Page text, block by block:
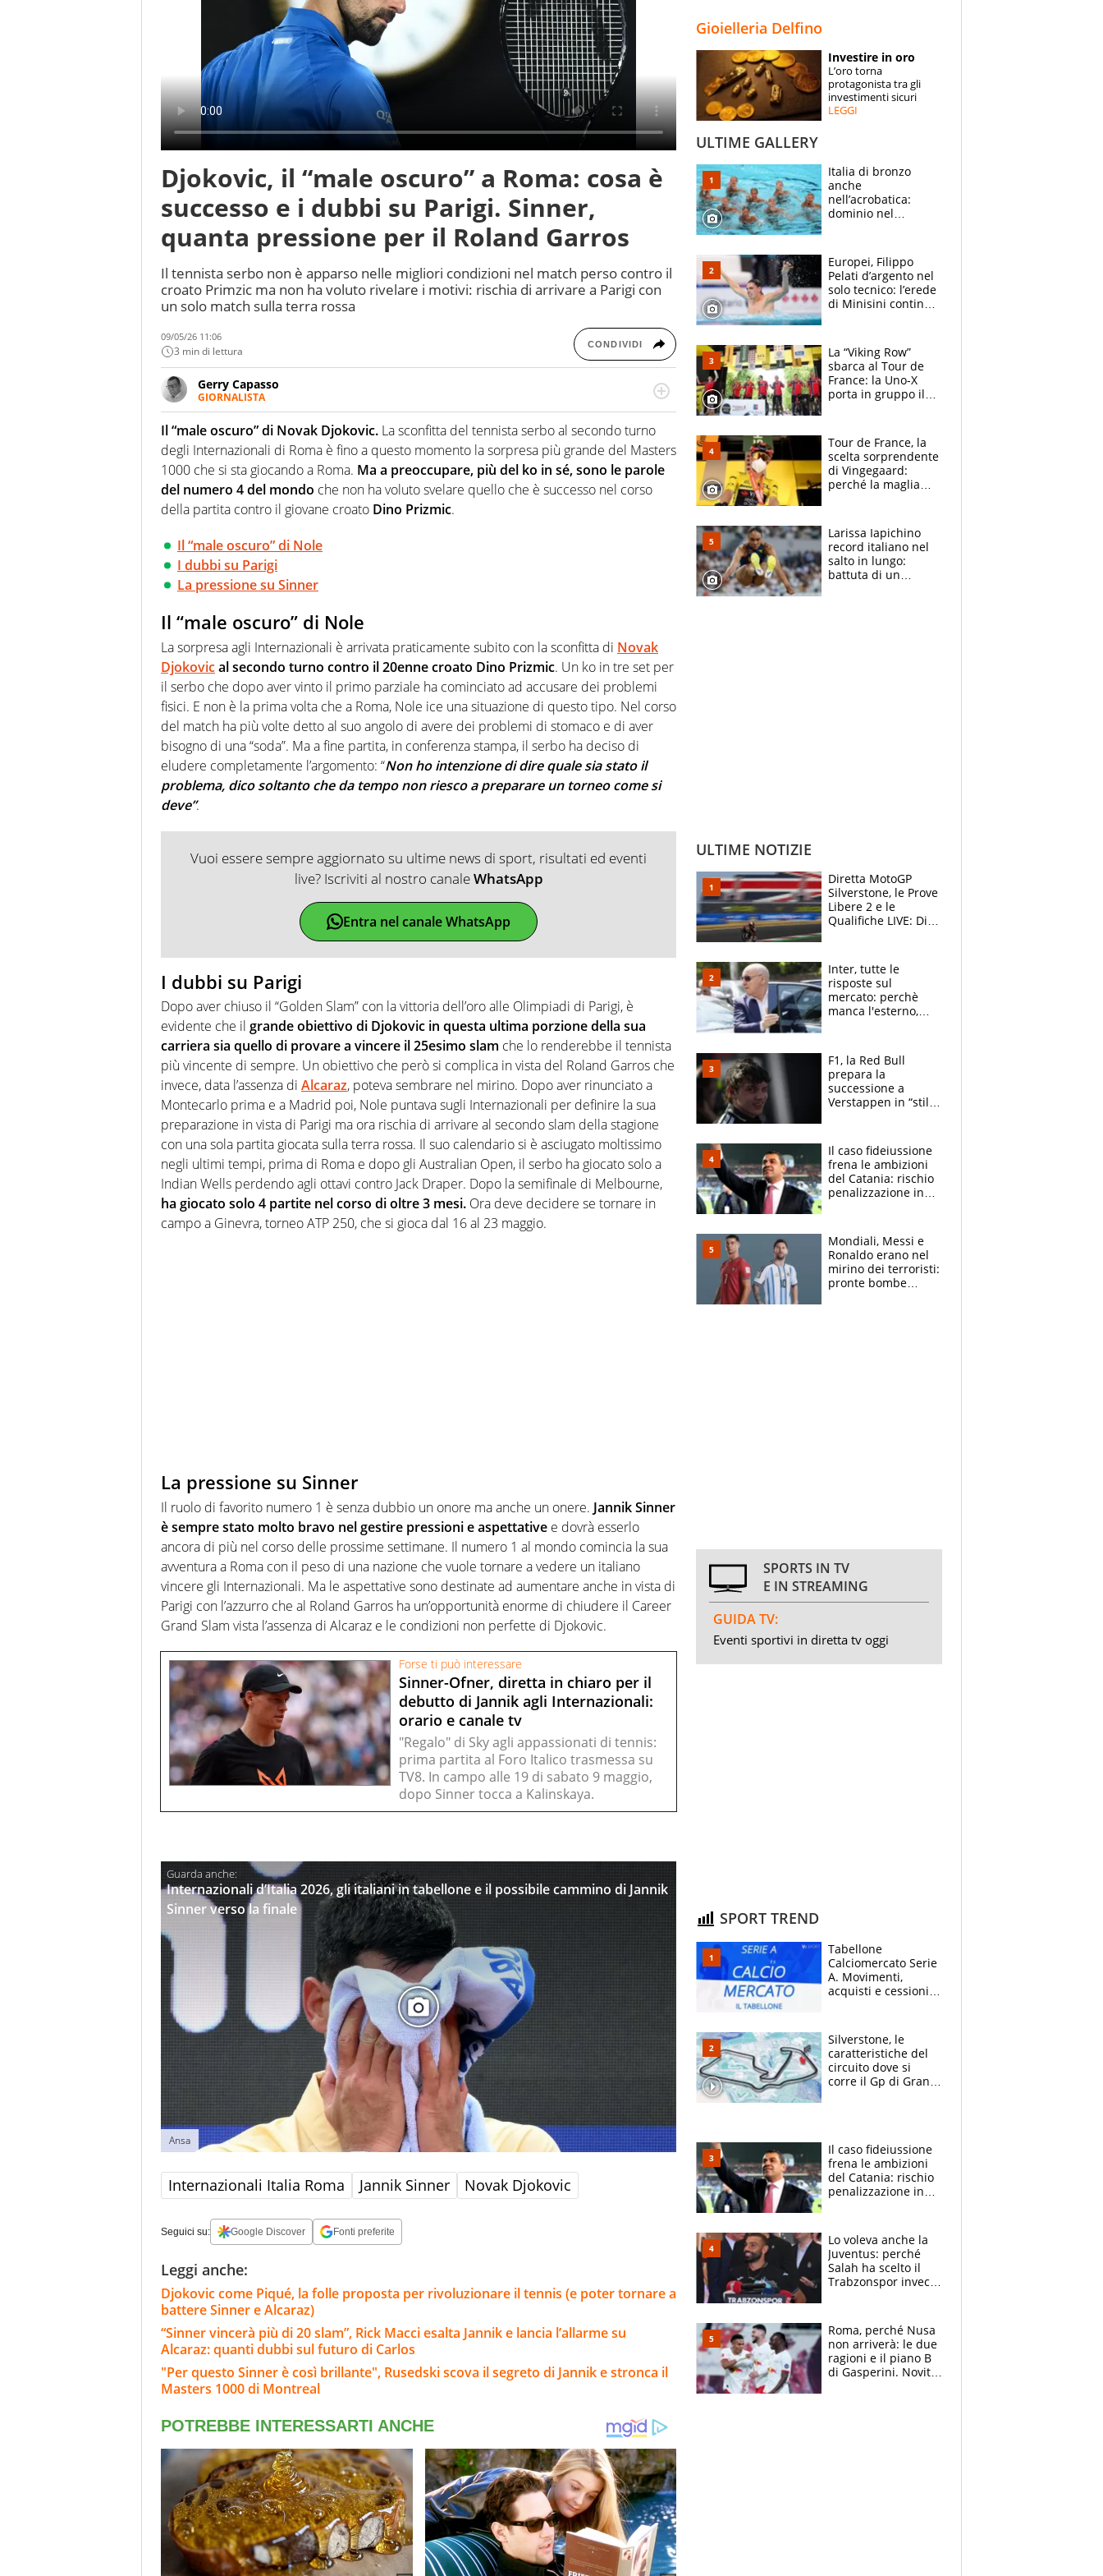
ESPERTI
CONTATTI
Djokovic, il “male oscuro” a Roma: cosa è
successo e i dubbi su Parigi. Sinner,
quanta pressione per il Roland Garros
Il tennista serbo non è apparso nelle migliori condizioni nel match perso contro il
croato Primzic ma non ha voluto rivelare i motivi: rischia di arrivare a Parigi con
un solo match sulla terra rossa
09/05/26 11:06
3 min di lettura CONDIVIDI
Gerry Capasso
GIORNALISTA
Per lui gli sport americani non hanno segreti: basket, football, baseball e la capacità
innata di trovare la notizia dove altri non vedono granché
Il “male oscuro” di Novak Djokovic. La sconfitta del tennista serbo al secondo turno
degli Internazionali di Roma è fino a questo momento la sorpresa più grande del Masters
1000 che si sta giocando a Roma. Ma a preoccupare, più del ko in sé, sono le parole
del numero 4 del mondo che non ha voluto svelare quello che è successo nel corso
della partita contro il giovane croato Dino Prizmic.
Il “male oscuro” di Nole
I dubbi su Parigi
La pressione su Sinner
Il “male oscuro” di Nole
La sorpresa agli Internazionali è arrivata praticamente subito con la sconfitta di Novak
Djokovical secondo turno contro il 20enne croato Dino Prizmic. Un ko in tre set per
il serbo che dopo aver vinto il primo parziale ha cominciato ad accusare dei problemi
fisici. E non è la prima volta che a Roma, Nole ice una situazione di questo tipo. Nel corso
del match ha più volte detto al suo angolo di avere dei problemi di stomaco e di aver
bisogno di una “soda”. Ma a fine partita, in conferenza stampa, il serbo ha deciso di
eludere completamente l’argomento: “Non ho intenzione di dire quale sia stato il
problema, dico soltanto che da tempo non riesco a preparare un torneo come si
deve”.
Vuoi essere sempre aggiornato su ultime news di sport, risultati ed eventi
live? Iscriviti al nostro canaleWhatsApp
Entra nel canale WhatsApp
I dubbi su Parigi
Dopo aver chiuso il “Golden Slam” con la vittoria dell’oro alle Olimpiadi di Parigi, è
evidente che il grande obiettivo di Djokovic in questa ultima porzione della sua
carriera sia quello di provare a vincere il 25esimo slam che lo renderebbe il tennista
più vincente di sempre. Un obiettivo che però si complica in vista del Roland Garros che
invece, data l’assenza di Alcaraz, poteva sembrare nel mirino. Dopo aver rinunciato a
Montecarlo prima e a Madrid poi, Nole puntava sugli Internazionali per definire la sua
preparazione in vista di Parigi ma ora rischia di arrivare al secondo slam della stagione
con una sola partita giocata sulla terra rossa. Il suo calendario si è asciugato moltissimo
negli ultimi tempi, prima di Roma e dopo gli Australian Open, il serbo ha giocato solo a
Indian Wells perdendo agli ottavi contro Jack Draper. Dopo la semifinale di Melbourne,
ha giocato solo 4 partite nel corso di oltre 3 mesi. Ora deve decidere se tornare in
campo a Ginevra, torneo ATP 250, che si gioca dal 16 al 23 maggio.
La pressione su Sinner
Il ruolo di favorito numero 1 è senza dubbio un onore ma anche un onere. Jannik Sinner
è sempre stato molto bravo nel gestire pressioni e aspettative e dovrà esserlo
ancora di più nel corso delle prossime settimane. Il numero 1 al mondo comincia la sua
avventura a Roma con il peso di una nazione che vuole tornare a vedere un italiano
vincere gli Internazionali. Ma le aspettative sono destinate ad aumentare anche in vista di
Parigi con l’azzurro che al Roland Garros ha un’opportunità enorme di chiudere il Career
Grand Slam vista l’assenza di Alcaraz e le condizioni non perfette di Djokovic.
Forse ti può interessare
Sinner-Ofner, diretta in chiaro per il
debutto di Jannik agli Internazionali:
orario e canale tv
"Regalo" di Sky agli appassionati di tennis:
prima partita al Foro Italico trasmessa su
TV8. In campo alle 19 di sabato 9 maggio,
dopo Sinner tocca a Kalinskaya.
Internazionali d’Italia 2026, gli italiani in tabellone e il possibile cammino di Jannik
Sinner verso la finale
Ansa
Internazionali Italia Roma Jannik Sinner Novak Djokovic
Seguici su: Google Discover Fonti preferite
Leggi anche:
Djokovic come Piqué, la folle proposta per rivoluzionare il tennis (e poter tornare a
battere Sinner e Alcaraz)
“Sinner vincerà più di 20 slam”, Rick Macci esalta Jannik e lancia l’allarme su
Alcaraz: quanti dubbi sul futuro di Carlos
"Per questo Sinner è così brillante", Rusedski scova il segreto di Jannik e stronca il
Masters 1000 di Montreal
Gioielleria Delfino
Investire in oro
L’oro torna
protagonista tra gli
investimenti sicuri
LEGGI
ULTIME GALLERY
Italia di bronzo
anche
nell’acrobatica:
dominio nel
e compagni
continuare
Europei, Filippo
Pelati d’argento nel
solo tecnico: l’erede
di Minisini continua
mirino
La “Viking Row”
sbarca al Tour de
France: la Uno-X
porta in gruppo il
compagni
Tour de France, la
scelta sorprendente
di Vingegaard:
perché la maglia
rischio da evitare
Larissa Iapichino
record italiano nel
salto in lungo:
battuta di un
ULTIME NOTIZIE
Diretta MotoGP
Silverstone, le Prove
Libere 2 e le
Qualifiche LIVE: Di
Bezzecchi
Inter, tutte le
risposte sul
mercato: perchè
manca l'esterno,
vero obiettivo di
Marotta
F1, la Red Bull
prepara la
successione a
Verstappen in “stile
attacco all’Italia
Il caso fideiussione
frena le ambizioni
del Catania: rischio
penalizzazione in
Mondiali, Messi e
Ronaldo erano nel
mirino dei terroristi:
pronte bombe
SPORTS IN TV
E IN STREAMING
GUIDA TV:
Eventi sportivi in diretta tv oggi
SPORT TREND
Tabellone
Calciomercato Serie
A. Movimenti,
acquisti e cessioni:
Silverstone, le
caratteristiche del
circuito dove si
corre il Gp di Gran
Il caso fideiussione
frena le ambizioni
del Catania: rischio
penalizzazione in
Lo voleva anche la
Juventus: perché
Salah ha scelto il
Trabzonspor invece
Roma, perché Nusa
non arriverà: le due
ragioni e il piano B
di Gasperini. Novità